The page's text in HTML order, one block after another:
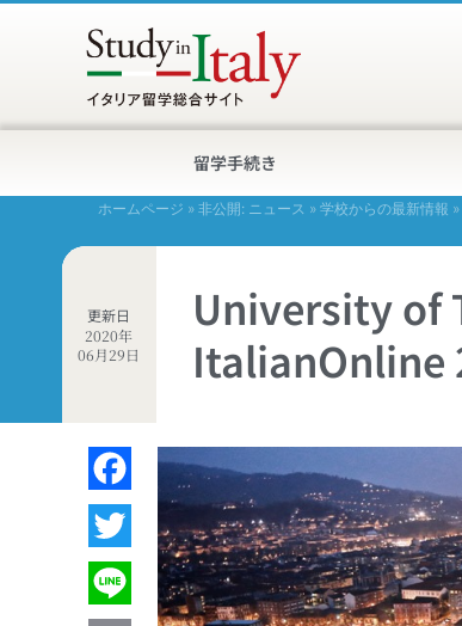
留学手続き
ホームページ » 非公開: ニュース » 学校からの最新情報 »
更新日
2020年
06月29日
University of
ItalianOnline
Facebook
Twitter
Line